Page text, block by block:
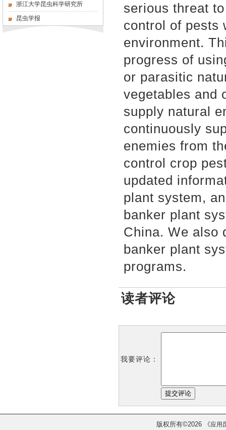
浙江大学昆虫科学研究所
昆虫学报
serious threat
control of pests
environment.
progress of
or parasitic
vegetables and
supply natural
continuously
enemies from
control crop
updated
plant system,
banker plant
China. We also
banker plant
programs.
读者评论
我要评论：
版权所有©2026 《应用